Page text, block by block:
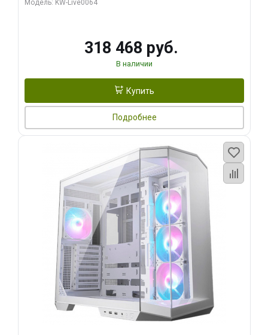
Модель: KW-Live0064
318 468 руб.
В наличии
Купить
Подробнее